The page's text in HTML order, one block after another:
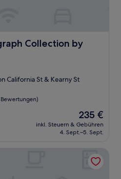
Collection by
Collection by Marriott
California St & Kearny St
Bewertungen)
Der
Preis
beträgt
235 €
inkl. Steuern & Gebühren
4. Sept.–5. Sept.